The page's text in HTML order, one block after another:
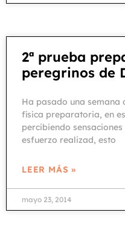
2ª prueba
peregrinos de
Ha pasado una semana
física preparatoria, en
percibiendo
esfuerzo realizad, esto
LEER MÁS »
mayo 23, 2014